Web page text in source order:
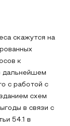
скажутся на
к
дальнейшем
с работой с
схем
в связи с
54.1 в